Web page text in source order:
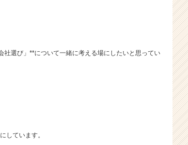
選び」**について一緒に考える場にしたいと思ってい
しています。